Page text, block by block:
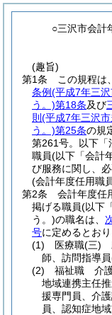
○三沢市会計
(趣旨)
第1条
この規程は、
条例(平成7年三
う。)第18条及び
則 (平成7年三沢
う。)第25条の規
第261号。以下「
職員(以下「会計
び服務に関し、
(会計年度任用職
第2条
会計年度任
掲げる職員(以下
う。)の職名は、
号に定めるとおり
(1)
医療職(三)
師、訪問指導員
(2)
福祉職 介
地域連携主任
援専門員、介
員、認知症地